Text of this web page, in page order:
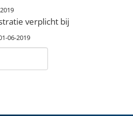
verplicht bij
06-2019